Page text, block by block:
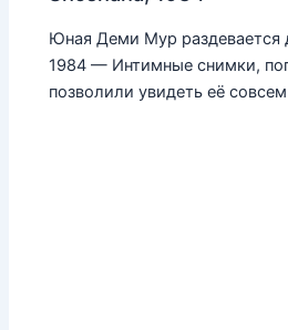
Юная Деми Мур раздевается
1984 — Интимные снимки,
позволили увидеть её